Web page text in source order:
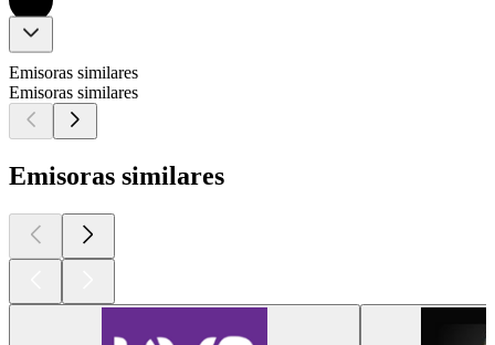
Emisoras similares
Emisoras similares
Emisoras similares